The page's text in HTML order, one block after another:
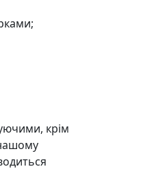
крім